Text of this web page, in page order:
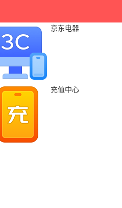
京东电器
充值中心